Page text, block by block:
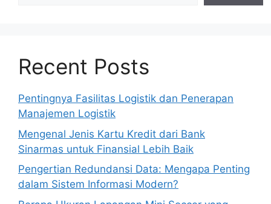
Recent Posts
Pentingnya Fasilitas Logistik dan Penerapan
Manajemen Logistik
Mengenal Jenis Kartu Kredit dari Bank
Sinarmas untuk Finansial Lebih Baik
Pengertian Redundansi Data: Mengapa Penting
dalam Sistem Informasi Modern?